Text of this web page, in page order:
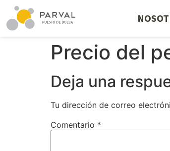
Precio del
Deja una
Tu dirección de correo
Comentario *